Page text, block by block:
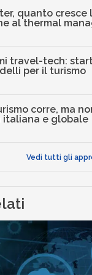
quanto cresce
al thermal
travel-tech:
per il turismo
corre, ma
italiana e globale
Vedi tutti gli